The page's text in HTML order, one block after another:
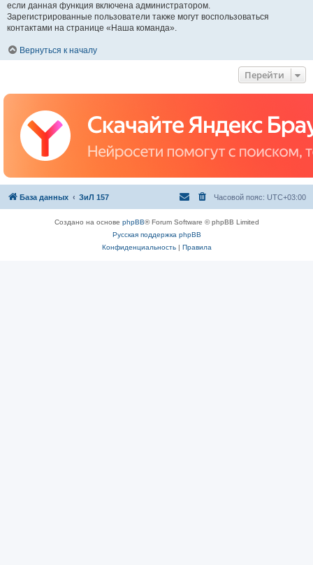
если данная функция включена администратором.
Зарегистрированные пользователи также могут воспользоваться
контактами на странице «Наша команда».
Вернуться к началу
Перейти
База данных ЗиЛ 157 Часовой пояс: UTC+03:00
Создано на основе phpBB® Forum Software © phpBB Limited
Русская поддержка phpBB
Конфиденциальность| Правила